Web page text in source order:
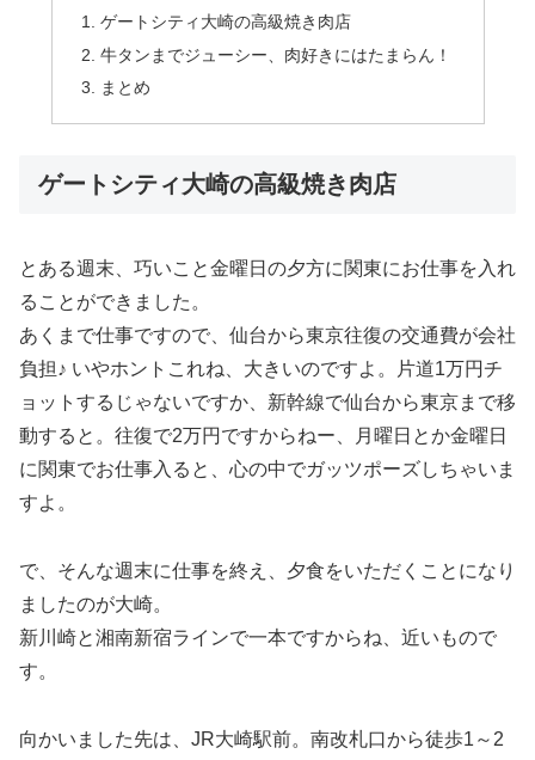
ゲートシティ大崎の高級焼き肉店
牛タンまでジューシー、肉好きにはたまらん！
まとめ
ゲートシティ大崎の高級焼き肉店
とある週末、巧いこと金曜日の夕方に関東にお仕事を入れ
ることができました。
あくまで仕事ですので、仙台から東京往復の交通費が会社
負担♪ いやホントこれね、大きいのですよ。片道1万円チ
ョットするじゃないですか、新幹線で仙台から東京まで移
動すると。往復で2万円ですからねー、月曜日とか金曜日
に関東でお仕事入ると、心の中でガッツポーズしちゃいま
すよ。
で、そんな週末に仕事を終え、夕食をいただくことになり
ましたのが大崎。
新川崎と湘南新宿ラインで一本ですからね、近いもので
す。
向かいました先は、JR大崎駅前。南改札口から徒歩1～2